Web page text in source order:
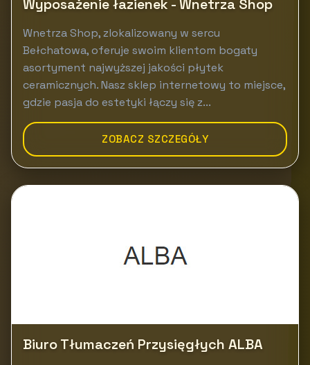
Wyposażenie łazienek - Wnetrza Shop
Wnetrza Shop, zlokalizowany w sercu
Bełchatowa, oferuje swoim klientom bogaty
asortyment najwyższej jakości płytek
ceramicznych. Nasz sklep internetowy to miejsce,
gdzie pasja do estetyki łączy się z...
ZOBACZ SZCZEGÓŁY
Biuro Tłumaczeń Przysięgłych ALBA